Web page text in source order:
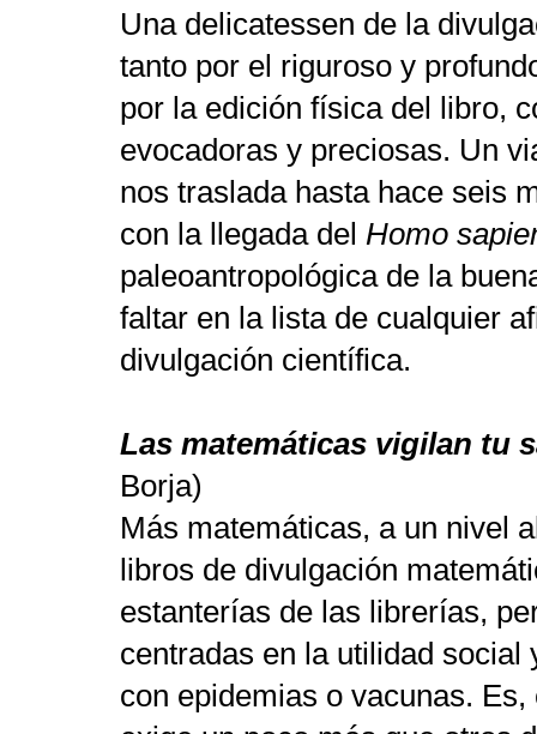
Una delicatessen de la
tanto por el riguroso y
por la edición física del libro,
evocadoras y preciosas. Un
nos traslada hasta hace seis
con la llegada del Homo
paleoantropológica de la
faltar en la lista de cualquier
divulgación científica.
Las matemáticas vigilan tu
Borja)
Más matemáticas, a un nivel
libros de divulgación
estanterías de las librerías,
centradas en la utilidad
con epidemias o vacunas.